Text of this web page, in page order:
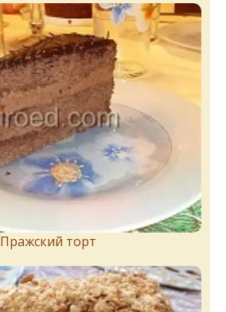
Пражский торт